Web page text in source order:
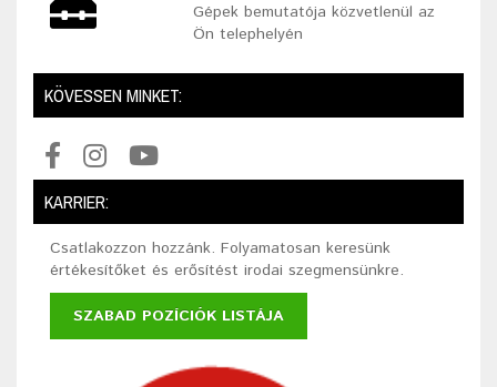
Gépek bemutatója közvetlenül az
Ön telephelyén
KÖVESSEN MINKET:
KARRIER:
Csatlakozzon hozzánk. Folyamatosan keresünk
értékesítőket és erősítést irodai szegmensünkre.
SZABAD POZÍCIÓK LISTÁJA